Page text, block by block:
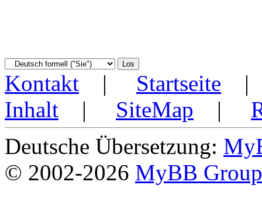
Kontakt | Startseite
Inhalt | SiteMap |
Deutsche Übersetzung:
© 2002-2026 MyBB Group